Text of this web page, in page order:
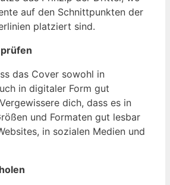
auf den Schnittpunkten der
platziert sind.
das Cover sowohl in
in digitaler Form gut
dich, dass es in
und Formaten gut lesbar
in sozialen Medien und